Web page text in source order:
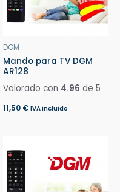
DGM
Mando para TV DGM
AR128
Valorado con 4.96 de 5
11,50 € IVA incluido